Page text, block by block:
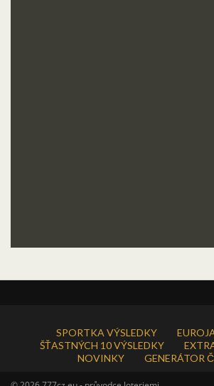
SPORTKA VÝSLEDKY
ŠŤASTNÝCH 10 VÝSLEDKY
NOVINKY
GENERÁTOR